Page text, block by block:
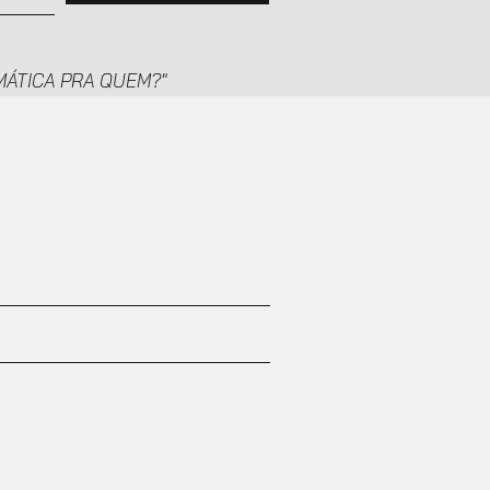
PRA QUEM?"